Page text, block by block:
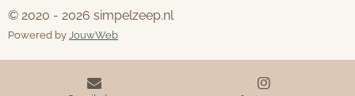
e
b
t
a
© 2020 - 2026 simpelzeep.nl
Powered by JouwWeb